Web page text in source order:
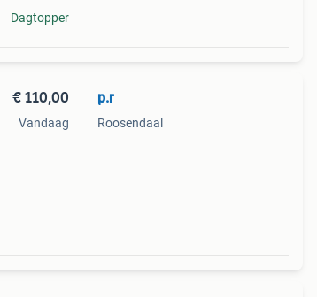
Dagtopper
€ 110,00
Vandaag
p.r
Roosendaal